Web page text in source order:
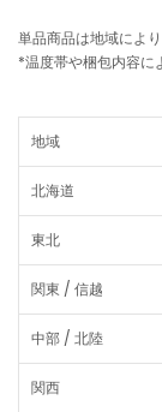
単品商品は地域によ
*温度帯や梱包内容に
地域
北海道
東北
関東 / 信越
中部 / 北陸
関西